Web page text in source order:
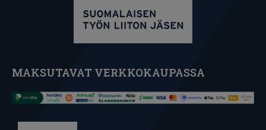
MAKSUTAVAT VERKKOKAUPASSA